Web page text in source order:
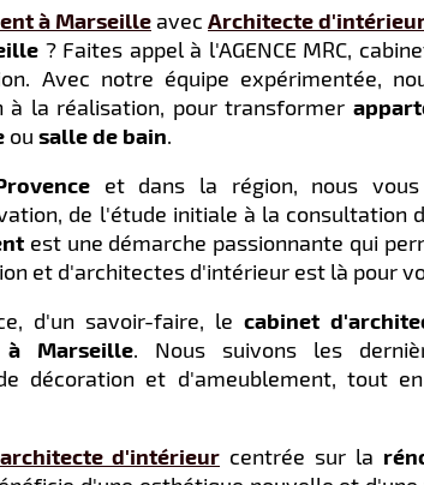
à Marseille avec Architecte
? Faites appel à l'AGENCE MRC,
Avec notre équipe expérimentée,
à la réalisation, pour transformer
ou salle de bain.
et dans la région, nous
de l'étude initiale à la consultation
est une démarche passionnante qui
et d'architectes d'intérieur est là pour
d'un savoir-faire, le cabinet
Marseille. Nous suivons les
décoration et d'ameublement, tout
d'intérieur centrée sur la